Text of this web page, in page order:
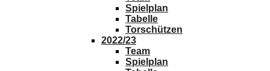
Spielplan
Tabelle
Torschützen
2022/23
Team
Spielplan